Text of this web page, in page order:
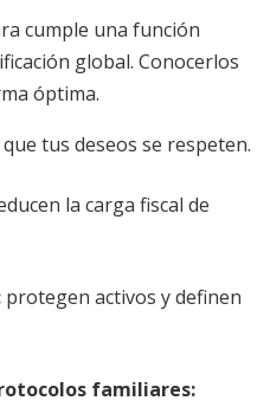
cumple una función
global. Conocerlos
óptima.
tus deseos se respeten.
la carga fiscal de
protegen activos y definen
familiares: